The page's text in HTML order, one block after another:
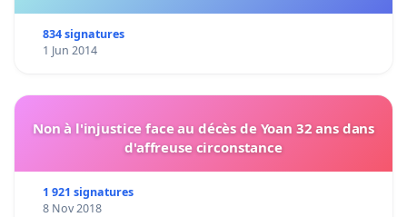
834 signatures
1 Jun 2014
Non à l'injustice face au décès de Yoan 32 ans dans
d'affreuse circonstance
1 921 signatures
8 Nov 2018